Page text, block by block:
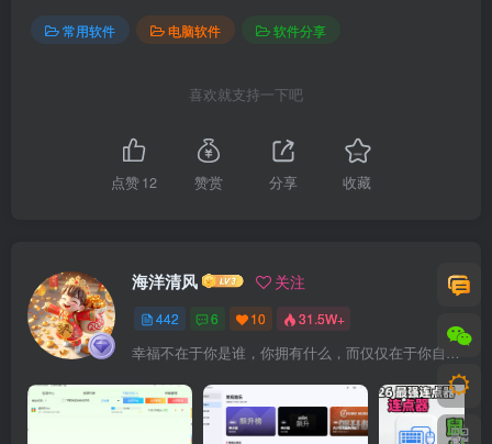
💾 资源下载
迅雷网盘：https://pan.xunlei.com/s/VOt7b-yu7MHtwBnXa0i-
4LnUA1?pwd=ksnb#
常用软件 电脑软件 软件分享
喜欢就支持一下吧
点赞12 赞赏 分享 收藏
海洋清风 关注
442 6 10 31.5W+
幸福不在于你是谁，你拥有什么，而仅仅在于你自己怎么看待